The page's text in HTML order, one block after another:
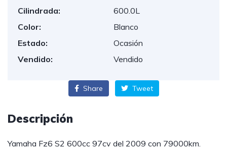
Cilindrada:
600.0L
Color:
Blanco
Estado:
Ocasión
Vendido:
Vendido
Share Tweet
Descripción
Yamaha Fz6 S2 600cc 97cv del 2009 con 79000km.